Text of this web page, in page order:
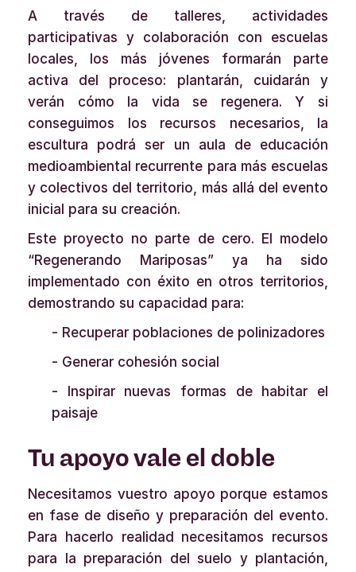
A través de talleres, actividades
participativas y colaboración con escuelas
locales, los más jóvenes formarán parte
activa del proceso: plantarán, cuidarán y
verán cómo la vida se regenera. Y si
conseguimos los recursos necesarios, la
escultura podrá ser un aula de educación
medioambiental recurrente para más escuelas
y colectivos del territorio, más allá del evento
inicial para su creación.
Este proyecto no parte de cero. El modelo
“Regenerando Mariposas” ya ha sido
implementado con éxito en otros territorios,
demostrando su capacidad para:
- Recuperar poblaciones de polinizadores
- Generar cohesión social
- Inspirar nuevas formas de habitar el
paisaje
Tu apoyo vale el doble
Necesitamos vuestro apoyo porque estamos
en fase de diseño y preparación del evento.
Para hacerlo realidad necesitamos recursos
para la preparación del suelo y plantación,